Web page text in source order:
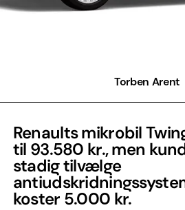
Torben Arent
Renaults mikrobil
til 93.580 kr., men
stadig tilvælge
koster 5.000 kr.